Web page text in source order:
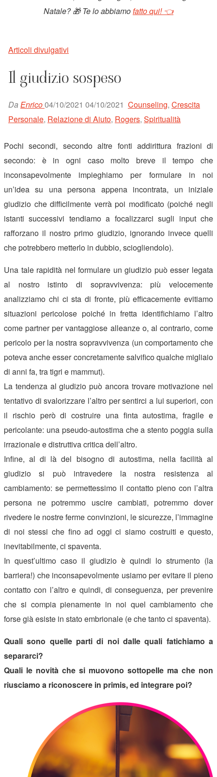
Natale? 🎁 Te lo abbiamo fatto qui! 👈
Articoli divulgativi
Il giudizio sospeso
DaEnrico04/10/2021 04/10/2021 Counseling, Crescita
Personale, Relazione di Aiuto, Rogers, Spiritualità
Pochi secondi, secondo altre fonti addirittura frazioni di
secondo: è in ogni caso molto breve il tempo che
inconsapevolmente impieghiamo per formulare in noi
un’idea su una persona appena incontrata, un iniziale
giudizio che difficilmente verrà poi modificato (poiché negli
istanti successivi tendiamo a focalizzarci sugli input che
rafforzano il nostro primo giudizio, ignorando invece quelli
che potrebbero metterlo in dubbio, sciogliendolo).
Una tale rapidità nel formulare un giudizio può esser legata
al nostro istinto di sopravvivenza: più velocemente
analizziamo chi ci sta di fronte, più efficacemente evitiamo
situazioni pericolose poiché in fretta identifichiamo l’altro
come partner per vantaggiose alleanze o, al contrario, come
pericolo per la nostra sopravvivenza (un comportamento che
poteva anche esser concretamente salvifico qualche migliaio
di anni fa, tra tigri e mammut).
La tendenza al giudizio può ancora trovare motivazione nel
tentativo di svalorizzare l’altro per sentirci a lui superiori, con
il rischio però di costruire una finta autostima, fragile e
pericolante: una pseudo-autostima che a stento poggia sulla
irrazionale e distruttiva critica dell’altro.
Infine, al di là del bisogno di autostima, nella facilità al
giudizio si può intravedere la nostra resistenza al
cambiamento: se permettessimo il contatto pieno con l’altra
persona ne potremmo uscire cambiati, potremmo dover
rivedere le nostre ferme convinzioni, le sicurezze, l’immagine
di noi stessi che fino ad oggi ci siamo costruiti e questo,
inevitabilmente, ci spaventa.
In quest’ultimo caso il giudizio è quindi lo strumento (la
barriera!) che inconsapevolmente usiamo per evitare il pieno
contatto con l’altro e quindi, di conseguenza, per prevenire
che si compia pienamente in noi quel cambiamento che
forse già esiste in stato embrionale (e che tanto ci spaventa).
Quali sono quelle parti di noi dalle quali fatichiamo a
separarci?
Quali le novità che si muovono sottopelle ma che non
riusciamo a riconoscere in primis, ed integrare poi?